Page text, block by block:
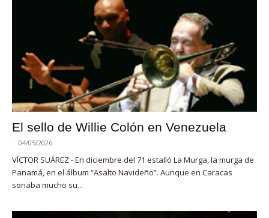
El sello de Willie Colón en Venezuela
- 04/05/2026
VÍCTOR SUÁREZ - En diciembre del 71 estalló La Murga, la murga de
Panamá, en el álbum “Asalto Navideño”. Aunque en Caracas
sonaba mucho su...